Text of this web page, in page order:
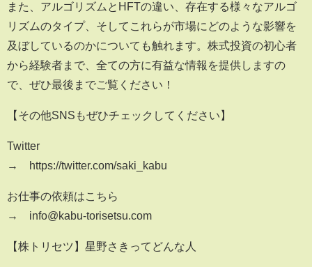
また、アルゴリズムとHFTの違い、存在する様々なアルゴ
リズムのタイプ、そしてこれらが市場にどのような影響を
及ぼしているのかについても触れます。株式投資の初心者
から経験者まで、全ての方に有益な情報を提供しますの
で、ぜひ最後までご覧ください！
【その他SNSもぜひチェックしてください】
Twitter
→ https://twitter.com/saki_kabu
お仕事の依頼はこちら
→ info@kabu-torisetsu.com
【株トリセツ】星野さきってどんな人